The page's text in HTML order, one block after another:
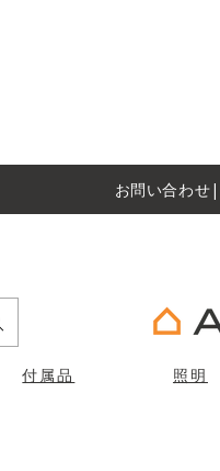
お問い合わせ|
付属品 照明